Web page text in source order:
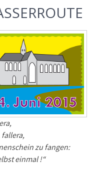
zu fangen:
einmal !“